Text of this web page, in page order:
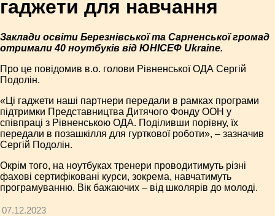
гаджети для навчання
Заклади освіти Березнівської та Сарненської громад
отримали 40 ноутбуків від ЮНІСЕФ Ukraine.
Про це повідомив в.о. голови Рівненської ОДА Сергій
Подолін.
«Ці гаджети наші партнери передали в рамках програми
підтримки Представництва Дитячого Фонду ООН у
співпраці з Рівненською ОДА. Поділивши порівну, їх
передали в позашкілля для гурткової роботи», – зазначив
Сергій Подолін.
Окрім того, на ноутбуках тренери проводитимуть різні
фахові сертифіковані курси, зокрема, навчатимуть
програмуванню. Вік бажаючих – від школярів до молоді.
07.12.2023